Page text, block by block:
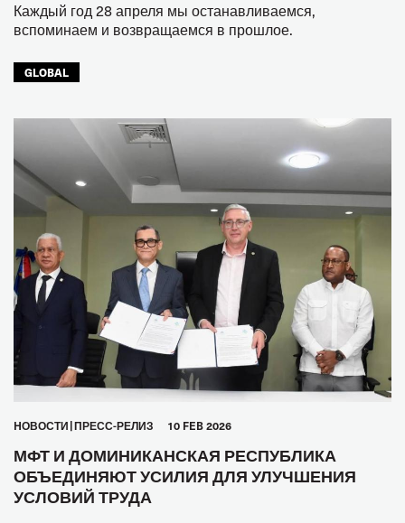
Каждый год 28 апреля мы останавливаемся,
вспоминаем и возвращаемся в прошлое.
GLOBAL
HОВОСТИ ПРЕСС-РЕЛИЗ 10 FEB 2026
МФТ И ДОМИНИКАНСКАЯ РЕСПУБЛИКА
ОБЪЕДИНЯЮТ УСИЛИЯ ДЛЯ УЛУЧШЕНИЯ
УСЛОВИЙ ТРУДА